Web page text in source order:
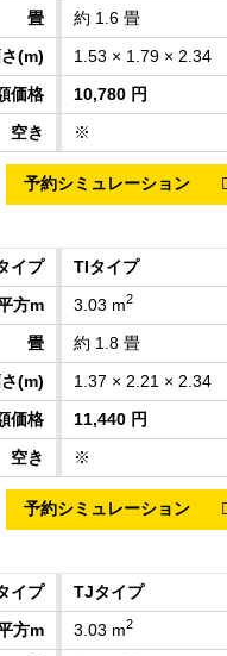
約 1.6 畳
1.53 × 1.79 × 2.34
10,780 円
※
TIタイプ
3.03 m2
約 1.8 畳
1.37 × 2.21 × 2.34
11,440 円
※
TJタイプ
3.03 m2